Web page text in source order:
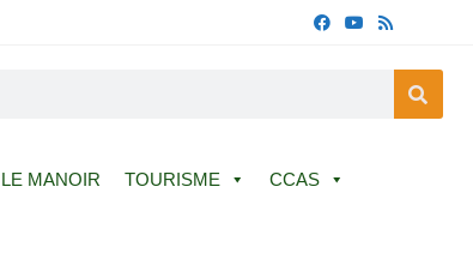
LE MANOIR TOURISME CCAS